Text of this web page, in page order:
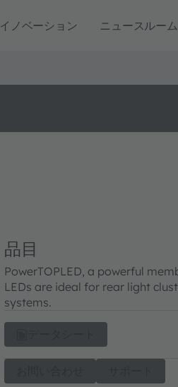
イノベーション ニュースルーム
品目
PowerTOPLED, a powerful
LEDs are ideal for rear light
systems.